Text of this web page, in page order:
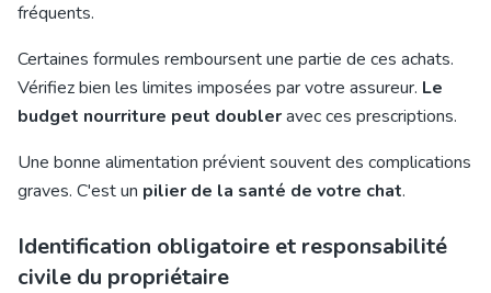
fréquents.
Certaines formules remboursent une partie de ces achats.
Vérifiez bien les limites imposées par votre assureur. Le
budget nourriture peut doubleravec ces prescriptions.
Une bonne alimentation prévient souvent des complications
graves. C'est un pilier de la santé de votre chat.
Identification obligatoire et responsabilité
civile du propriétaire